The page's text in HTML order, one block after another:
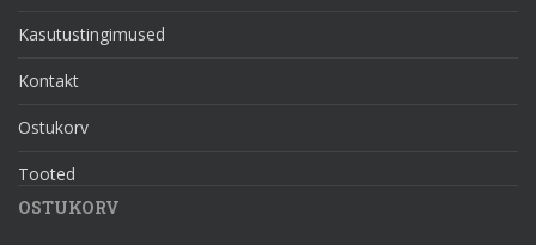
Kasutustingimused
Kontakt
Ostukorv
Tooted
OSTUKORV